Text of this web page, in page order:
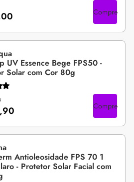
Compre
UV Essence Bege FPS50 -
Solar com Cor 80g
Compre
Antioleosidade FPS 70 1
- Protetor Solar Facial com